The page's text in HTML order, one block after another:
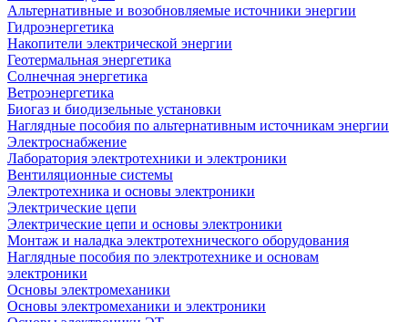
Альтернативные и возобновляемые источники энергии
Гидроэнергетика
Накопители электрической энергии
Геотермальная энергетика
Солнечная энергетика
Ветроэнергетика
Биогаз и биодизельные установки
Наглядные пособия по альтернативным источникам энергии
Электроснабжение
Лаборатория электротехники и электроники
Вентиляционные системы
Электротехника и основы электроники
Электрические цепи
Электрические цепи и основы электроники
Монтаж и наладка электротехнического оборудования
Наглядные пособия по электротехнике и основам
электроники
Основы электромеханики
Основы электромеханики и электроники